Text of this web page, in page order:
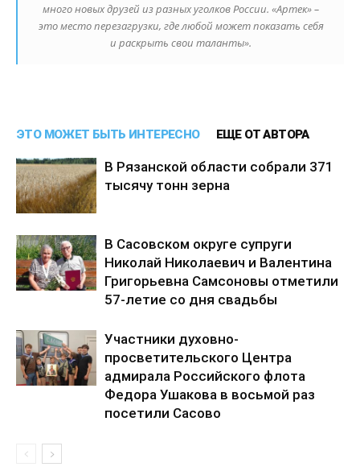
много новых друзей из разных уголков России. «Артек» –
это место перезагрузки, где любой может показать себя
и раскрыть свои таланты».
ЭТО МОЖЕТ БЫТЬ ИНТЕРЕСНО ЕЩЕ ОТ АВТОРА
В Рязанской области собрали 371
тысячу тонн зерна
В Сасовском округе супруги
Николай Николаевич и Валентина
Григорьевна Самсоновы отметили
57-летие со дня свадьбы
Участники духовно-
просветительского Центра
адмирала Российского флота
Федора Ушакова в восьмой раз
посетили Сасово